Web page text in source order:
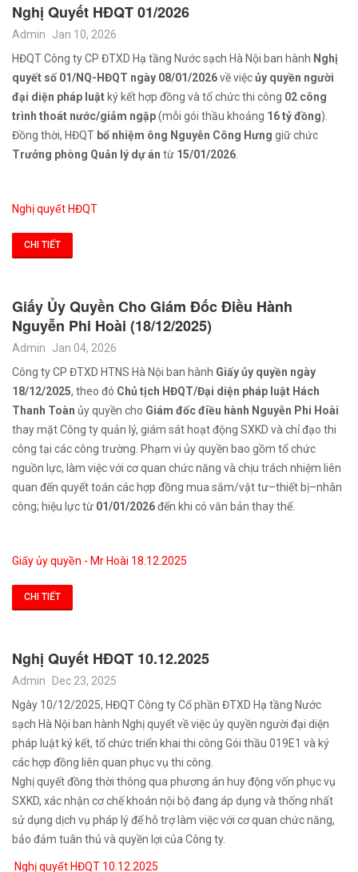
Nghị Quyết HĐQT 01/2026
Admin
Jan 10, 2026
HĐQT Công ty CP ĐTXD Hạ tầng Nước sạch Hà Nội ban hành Nghị
quyết số 01/NQ-HĐQT ngày 08/01/2026về việcủy quyền người
đại diện pháp luật ký kết hợp đồng và tổ chức thi công 02 công
trình thoát nước/giảm ngập(mỗi gói thầu khoảng 16 tỷ đồng).
Đồng thời, HĐQT bổ nhiệm ông Nguyễn Công Hưng giữ chức
Trưởng phòng Quản lý dự án từ 15/01/2026
Nghị quyết HĐQT
CHI TIẾT
Giấy Ủy Quyền Cho Giám Đốc Điều Hành
Nguyễn Phi Hoài (18/12/2025)
Admin
Jan 04, 2026
Công ty CP ĐTXD HTNS Hà Nội ban hành Giấy ủy quyền ngày
18/12/2025, theo đó Chủ tịch HĐQT/Đại diện pháp luật Hách
Thanh Toàn ủy quyền cho Giám đốc điều hành Nguyễn Phi Hoài
thay mặt Công ty quản lý, giám sát hoạt động SXKD và chỉ đạo thi
công tại các công trường. Phạm vi ủy quyền bao gồm tổ chức
nguồn lực, làm việc với cơ quan chức năng và chịu trách nhiệm liên
quan đến quyết toán các hợp đồng mua sắm/vật tư–thiết bị–nhân
công; hiệu lực từ 01/01/2026đến khi có văn bản thay thế.
Giấy ủy quyền - Mr Hoài 18.12.2025
CHI TIẾT
Nghị Quyết HĐQT 10.12.2025
Admin
Dec 23, 2025
Ngày 10/12/2025, HĐQT Công ty Cổ phần ĐTXD Hạ tầng Nước
sạch Hà Nội ban hành Nghị quyết về việc ủy quyền người đại diện
pháp luật ký kết, tổ chức triển khai thi công Gói thầu 019E1 và ký
các hợp đồng liên quan phục vụ thi công.
Nghị quyết đồng thời thông qua phương án huy động vốn phục vụ
SXKD, xác nhận cơ chế khoán nội bộ đang áp dụng và thống nhất
sử dụng dịch vụ pháp lý để hỗ trợ làm việc với cơ quan chức năng,
bảo đảm tuân thủ và quyền lợi của Công ty.
Nghị quyết HĐQT 10.12.2025